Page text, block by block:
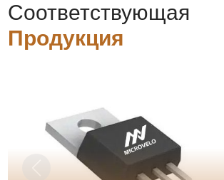
Соответствующая
Продукция